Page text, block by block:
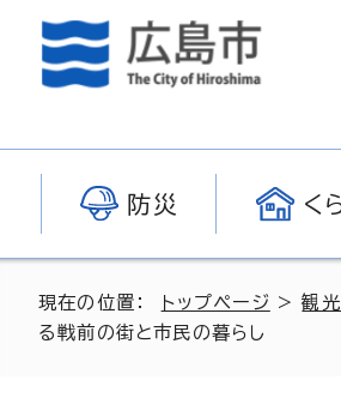
防災 く
現在の位置： トップページ >観光
る戦前の街と市民の暮らし